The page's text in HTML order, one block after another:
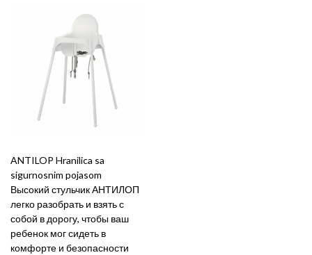
ANTILOP Hranilica sa
sigurnosnim pojasom
Высокий стульчик АНТИЛОП
легко разобрать и взять с
собой в дорогу, чтобы ваш
ребенок мог сидеть в
комфорте и безопасности